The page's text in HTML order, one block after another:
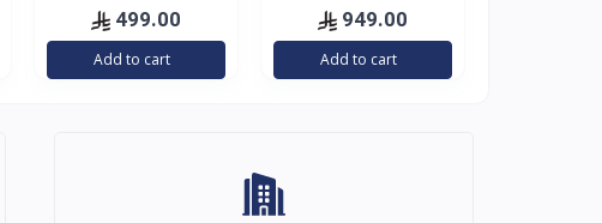
انش فل اتش دي ليد -
K18M50262
949.00
Add to cart
سمارت Geepas
Android Smart TV 32
499.00
Add to cart